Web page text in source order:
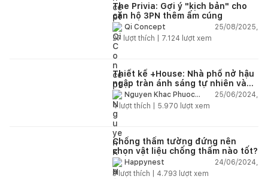
The Privia: Gợi ý "kịch bản" cho
căn hộ 3PN thêm ấm cúng
Qi Concept
25/08/2025,
27 lượt thích | 7.124 lượt xem
Thiết kế +House: Nhà phố nở hậu
ngập tràn ánh sáng tự nhiên và
cây xanh
Nguyen Khac Phuoc
Architects
25/06/2024,
4lượt thích | 5.970 lượt xem
Chống thấm tường đứng nên
chọn vật liệu chống thấm nào tốt?
Happynest
24/06/2024,
3lượt thích | 4.793 lượt xem